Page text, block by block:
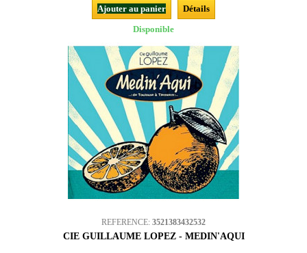
Ajouter au panier
Détails
Disponible
REFERENCE: 3521383432532
CIE GUILLAUME LOPEZ - MEDIN'AQUI